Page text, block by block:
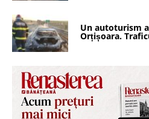
Un autoturism
Orțișoara.